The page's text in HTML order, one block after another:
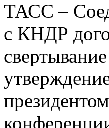
ТАСС –
с КНДР